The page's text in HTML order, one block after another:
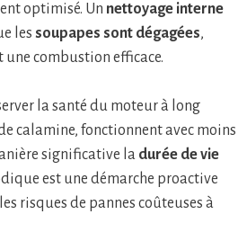
optimisé. Un nettoyage interne
les soupapes sont dégagées,
combustion efficace.
la santé du moteur à long
calamine, fonctionnent avec moins
significative la durée de vie
est une démarche proactive
risques de pannes coûteuses à